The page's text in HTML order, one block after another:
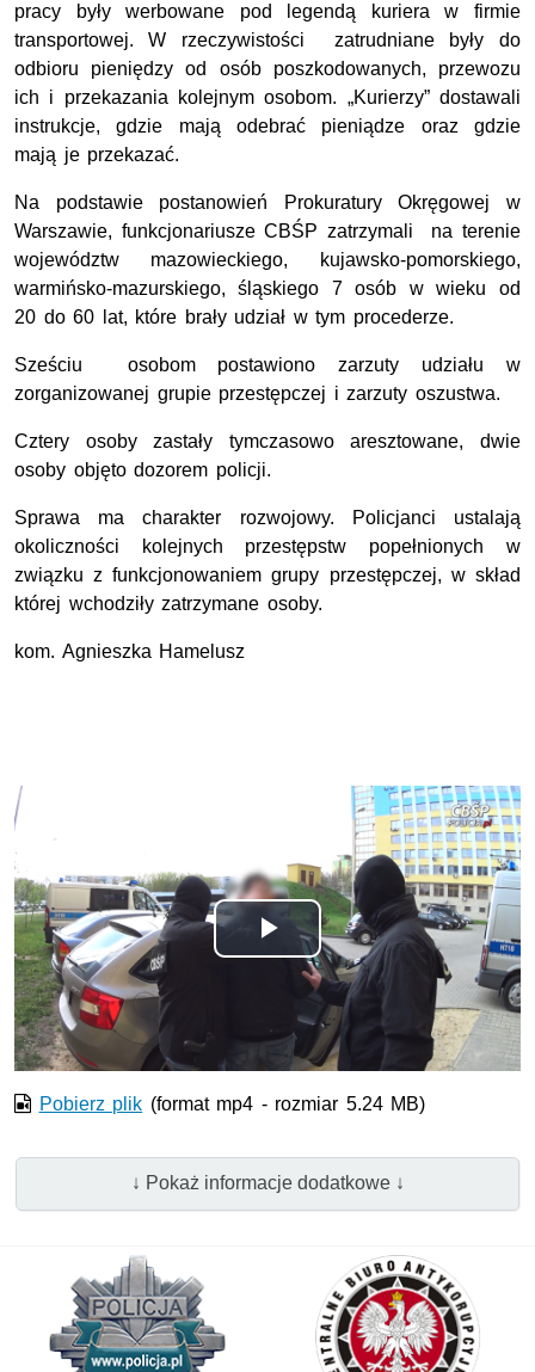
pracy były werbowane pod legendą kuriera w firmie
transportowej. W rzeczywistości zatrudniane były do
odbioru pieniędzy od osób poszkodowanych, przewozu
ich i przekazania kolejnym osobom. „Kurierzy” dostawali
instrukcje, gdzie mają odebrać pieniądze oraz gdzie
mają je przekazać.
Na podstawie postanowień Prokuratury Okręgowej w
Warszawie, funkcjonariusze CBŚP zatrzymali na terenie
województw mazowieckiego, kujawsko-pomorskiego,
warmińsko-mazurskiego, śląskiego 7 osób w wieku od
20 do 60 lat, które brały udział w tym procederze.
Sześciu osobom postawiono zarzuty udziału w
zorganizowanej grupie przestępczej i zarzuty oszustwa.
Cztery osoby zastały tymczasowo aresztowane, dwie
osoby objęto dozorem policji.
Sprawa ma charakter rozwojowy. Policjanci ustalają
okoliczności kolejnych przestępstw popełnionych w
związku z funkcjonowaniem grupy przestępczej, w skład
której wchodziły zatrzymane osoby.
kom. Agnieszka Hamelusz
Odtwórz
wideo
Pobierz plik (format mp4 - rozmiar 5.24 MB)
↓ Pokaż informacje dodatkowe ↓